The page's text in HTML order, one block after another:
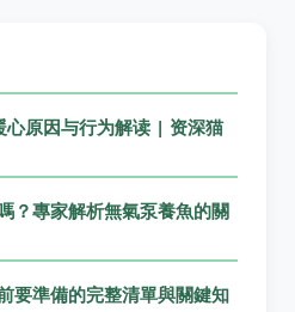
心原因与行为解读 | 资深猫
？專家解析無氣泵養魚的關
要準備的完整清單與關鍵知